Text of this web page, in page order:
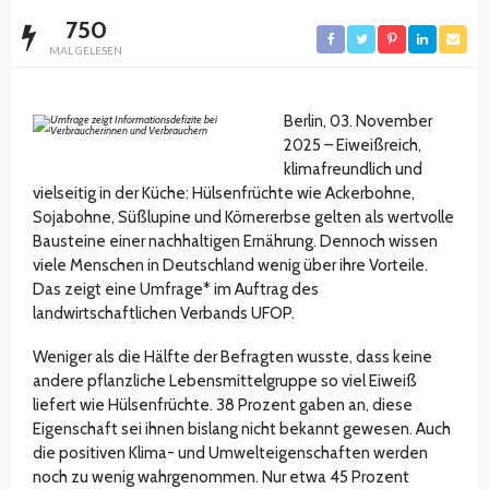
750
MAL GELESEN
Berlin, 03. November
2025 – Eiweißreich,
klimafreundlich und
vielseitig in der Küche: Hülsenfrüchte wie Ackerbohne,
Sojabohne, Süßlupine und Körnererbse gelten als wertvolle
Bausteine einer nachhaltigen Ernährung. Dennoch wissen
viele Menschen in Deutschland wenig über ihre Vorteile.
Das zeigt eine Umfrage* im Auftrag des
landwirtschaftlichen Verbands UFOP.
Weniger als die Hälfte der Befragten wusste, dass keine
andere pflanzliche Lebensmittelgruppe so viel Eiweiß
liefert wie Hülsenfrüchte. 38 Prozent gaben an, diese
Eigenschaft sei ihnen bislang nicht bekannt gewesen. Auch
die positiven Klima- und Umwelteigenschaften werden
noch zu wenig wahrgenommen. Nur etwa 45 Prozent